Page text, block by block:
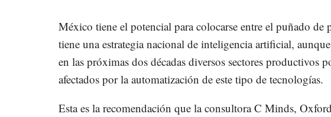
México tiene el potencial para colocarse entre el puñado de
tiene una estrategia nacional de inteligencia artificial,
en las próximas dos décadas diversos sectores productivos
afectados por la automatización de este tipo de tecnologías.
Esta es la recomendación que la consultora C Minds,